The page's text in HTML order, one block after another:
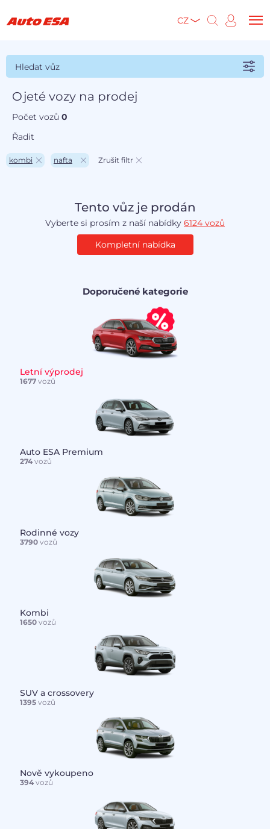
CZ
Hledat vůz
Ojeté vozy na prodej
Počet vozů0
Řadit
kombi nafta Zrušit filtr
Tento vůz je prodán
Vyberte si prosím z naší nabídky 6124 vozů
Kompletní nabídka
Doporučené kategorie
Letní výprodej
1677vozů
Auto ESA Premium
274vozů
Rodinné vozy
3790vozů
Kombi
1650vozů
SUV a crossovery
1395vozů
Nově vykoupeno
394vozů